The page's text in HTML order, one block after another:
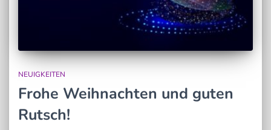
NEUIGKEITEN
Frohe Weihnachten und guten
Rutsch!